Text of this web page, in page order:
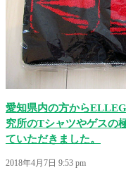
愛知県内の方から
究所のTシャツやゲスの
ていただきました。
2018年4月7日 9:53 pm